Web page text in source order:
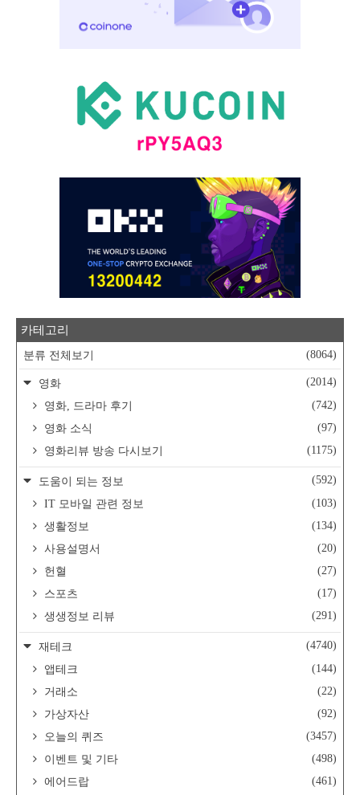
카테고리
분류 전체보기 (8064)
영화
(2014)
영화, 드라마 후기
(742)
영화 소식
(97)
영화리뷰 방송 다시보기
(1175)
도움이 되는 정보
(592)
IT 모바일 관련 정보
(103)
생활정보
(134)
사용설명서
(20)
헌혈
(27)
스포츠
(17)
생생정보 리뷰
(291)
재테크
(4740)
앱테크
(144)
거래소
(22)
가상자산
(92)
오늘의 퀴즈
(3457)
이벤트 및 기타
(498)
에어드랍
(461)